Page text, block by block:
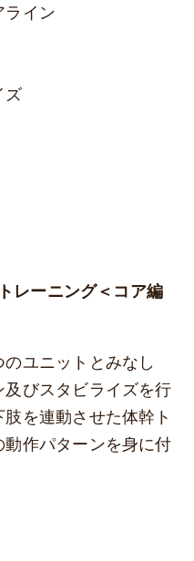
イン
レーニング＜コア編
ユニットとみなし
びスタビライズを行
を連動させた体幹ト
作パターンを身に付